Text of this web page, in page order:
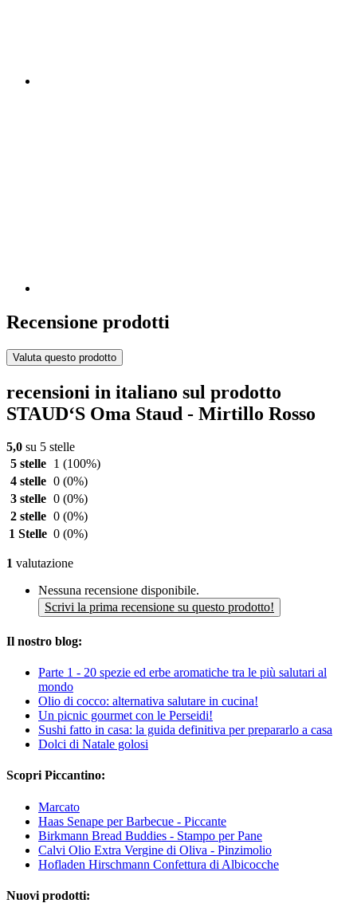
Recensione prodotti
Valuta questo prodotto
recensioni in italiano sul prodotto
STAUD‘S Oma Staud - Mirtillo Rosso
5,0 su 5 stelle
5 stelle
1 (100%)
4 stelle 0 (0%)
3 stelle 0 (0%)
2 stelle 0 (0%)
1 Stelle 0 (0%)
1 valutazione
Nessuna recensione disponibile.
Scrivi la prima recensione su questo prodotto!
Il nostro blog:
Parte 1 - 20 spezie ed erbe aromatiche tra le più salutari al
mondo
Olio di cocco: alternativa salutare in cucina!
Un picnic gourmet con le Perseidi!
Sushi fatto in casa: la guida definitiva per prepararlo a casa
Dolci di Natale golosi
Scopri Piccantino:
Marcato
Haas Senape per Barbecue - Piccante
Birkmann Bread Buddies - Stampo per Pane
Calvi Olio Extra Vergine di Oliva - Pinzimolio
Hofladen Hirschmann Confettura di Albicocche
Nuovi prodotti: